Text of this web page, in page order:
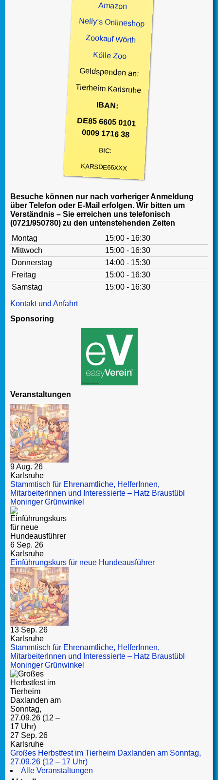
Amazon
Nelly’s Onlineshop
Zookauf Wörth
Kölle Zoo
Geldspenden an:
Tierheim Karlsruhe
IBAN:
DE85 6605 0101
0009 1716 38
BIC:
KARSDE66XXX
Besuche können nur nach vorheriger Anmeldung
über Telefon oder E-Mail erfolgen. Wir bitten um
Verständnis – Sie erreichen uns telefonisch
(0721/950780) zu den untenstehenden Zeiten
Montag
15:00 - 16:30
Mittwoch
15:00 - 16:30
Donnerstag
14:00 - 15:30
Freitag
15:00 - 16:30
Samstag
15:00 - 16:30
Kontakt und Anfahrt
Sponsoring
Veranstaltungen
9 Aug. 26
Karlsruhe
Stammtisch für Ehrenamtliche, HelferInnen,
MitarbeiterInnen und Interessierte – Hatz Braustübl
Moninger Grünwinkel
6 Sep. 26
Karlsruhe
Einführungskurs für neue Hundeausführer
13 Sep. 26
Karlsruhe
Stammtisch für Ehrenamtliche, HelferInnen,
MitarbeiterInnen und Interessierte – Hatz Braustübl
Moninger Grünwinkel
27 Sep. 26
Karlsruhe
Großes Herbstfest im Tierheim Daxlanden am Sonntag,
27.09.26 (12 – 17 Uhr)
Alle Veranstaltungen